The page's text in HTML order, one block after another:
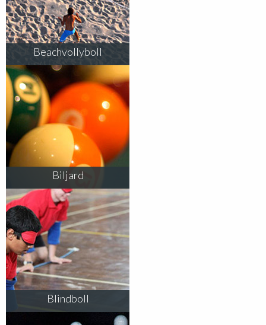
Beachvollyboll
Biljard
Blindboll